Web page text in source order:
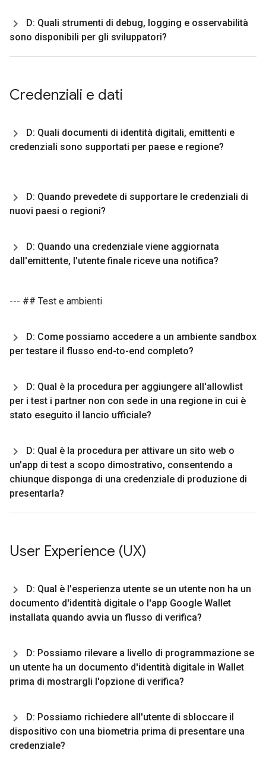
D: Quali strumenti di debug, logging e osservabilità
sono disponibili per gli sviluppatori?
Credenziali e dati
D: Quali documenti di identità digitali, emittenti e
credenziali sono supportati per paese e regione?
D: Quando prevedete di supportare le credenziali di
nuovi paesi o regioni?
D: Quando una credenziale viene aggiornata
dall'emittente, l'utente finale riceve una notifica?
--- ## Test e ambienti
D: Come possiamo accedere a un ambiente sandbox
per testare il flusso end-to-end completo?
D: Qual è la procedura per aggiungere all'allowlist
per i test i partner non con sede in una regione in cui è
stato eseguito il lancio ufficiale?
D: Qual è la procedura per attivare un sito web o
un'app di test a scopo dimostrativo, consentendo a
chiunque disponga di una credenziale di produzione di
presentarla?
User Experience (UX)
D: Qual è l'esperienza utente se un utente non ha un
documento d'identità digitale o l'app Google Wallet
installata quando avvia un flusso di verifica?
D: Possiamo rilevare a livello di programmazione se
un utente ha un documento d'identità digitale in Wallet
prima di mostrargli l'opzione di verifica?
D: Possiamo richiedere all'utente di sbloccare il
dispositivo con una biometria prima di presentare una
credenziale?